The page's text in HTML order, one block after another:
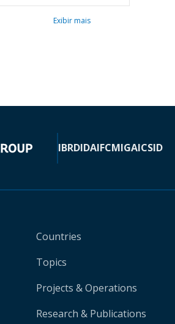
Exibir mais
IBRDIDAIFCMIGAICSID
Countries
Topics
Projects & Operations
Research & Publications